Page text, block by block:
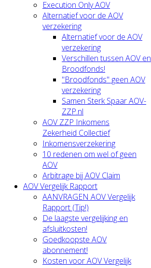
Execution Only AOV
Alternatief voor de AOV
verzekering
Alternatief voor de AOV
verzekering
Verschillen tussen AOV en
Broodfonds!
"Broodfonds" geen AOV
verzekering
Samen Sterk Spaar AOV-
ZZP.nl
AOV ZZP Inkomens
Zekerheid Collectief
Inkomensverzekering
10 redenen om wel of geen
AOV
Arbitrage bij AOV Claim
AOV Vergelijk Rapport
AANVRAGEN AOV Vergelijk
Rapport (Tip!)
De laagste vergelijking en
afsluitkosten!
Goedkoopste AOV
abonnement!
Kosten voor AOV Vergelijk